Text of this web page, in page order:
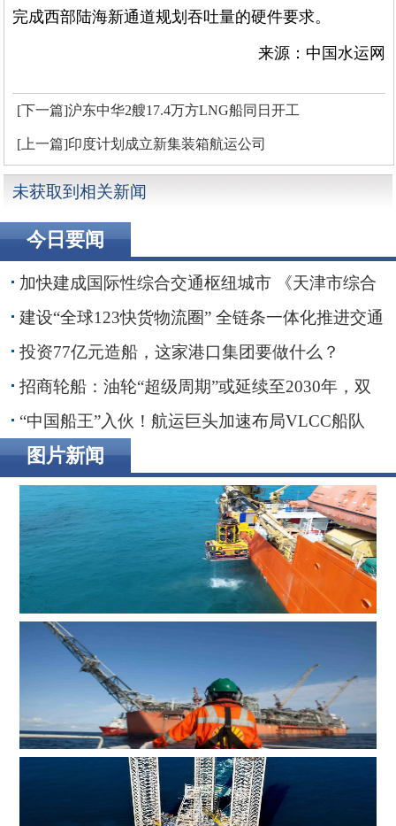
完成西部陆海新通道规划吞吐量的硬件要求。
来源：中国水运网
[下一篇]沪东中华2艘17.4万方LNG船同日开工
[上一篇]印度计划成立新集装箱航运公司
未获取到相关新闻
今日要闻
加快建成国际性综合交通枢纽城市 《天津市综合
交通运输“十五五”规划》印发
建设“全球123快货物流圈” 全链条一体化推进交通
物流降本提质增效
投资77亿元造船，这家港口集团要做什么？
招商轮船：油轮“超级周期”或延续至2030年，双
海峡风险正在重塑全球航运
“中国船王”入伙！航运巨头加速布局VLCC船队
图片新闻
辉固深水ROV服务助力印度海上钻井作业
MOL Group斥资7.2亿美元收购壳牌旗下塞浦路斯子公司